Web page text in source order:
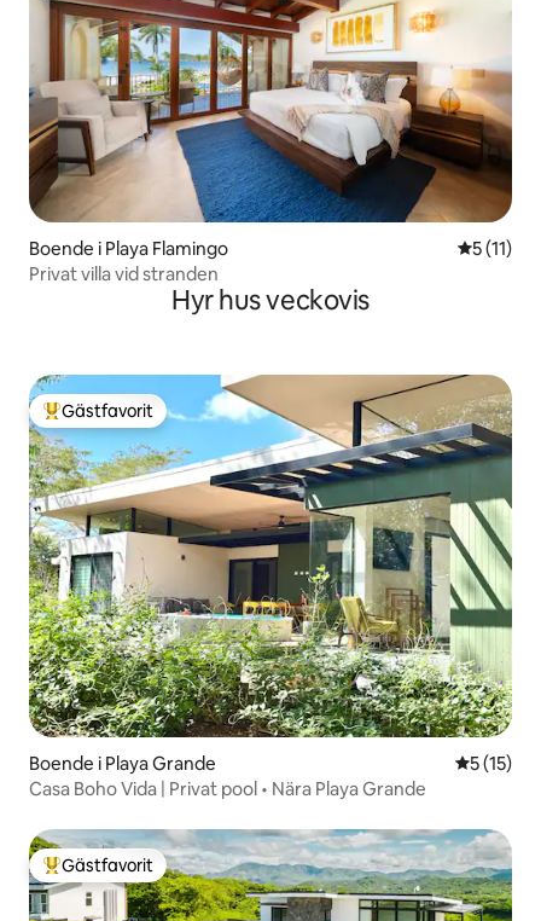
Boende i Playa Flamingo 5 av 5 i
5 (11)
Privat villa vid stranden
Hyr hus veckovis
Populär gästfavorit
Gästfavorit
Boende i Playa Grande 5 av 5 i
5 (15)
Casa Boho Vida | Privat pool • Nära Playa Grande
Populär gästfavorit
Gästfavorit